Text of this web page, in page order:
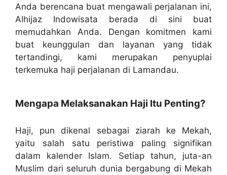
Anda berencana buat mengawali perjalanan ini,
Alhijaz Indowisata berada di sini buat
memudahkan Anda. Dengan komitmen kami
buat keunggulan dan layanan yang tidak
tertandingi, kami merupakan penyuplai
terkemuka haji perjalanan di Lamandau.
Mengapa Melaksanakan Haji Itu Penting?
Haji, pun dikenal sebagai ziarah ke Mekah,
yaitu salah satu peristiwa paling signifikan
dalam kalender Islam. Setiap tahun, juta-an
Muslim dari seluruh dunia bergabung di Mekah